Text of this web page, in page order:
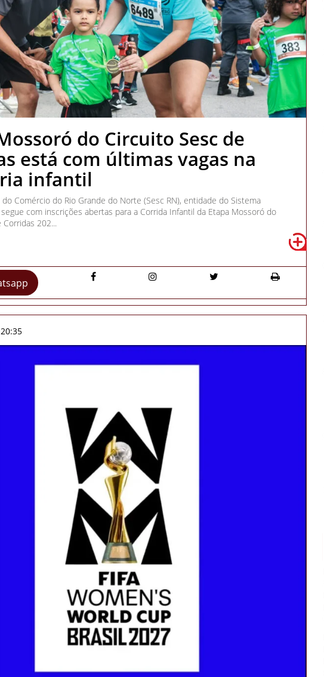
do Circuito Sesc de
está com últimas vagas na
infantil
do Comércio do Rio Grande do Norte (Sesc RN), entidade do Sistema
com inscrições abertas para a Corrida Infantil da Etapa Mossoró do
202...
20:35